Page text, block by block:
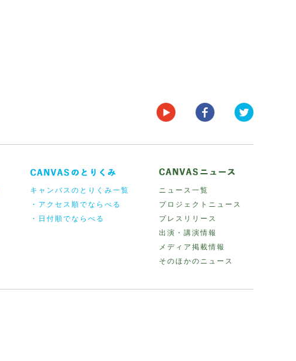
キャンバスのとりくみ一覧
・アクセス順でならべる
・日付順でならべる
ニュース一覧
プロジェクトニュース
プレスリリース
出演・講演情報
メディア掲載情報
そのほかのニュース